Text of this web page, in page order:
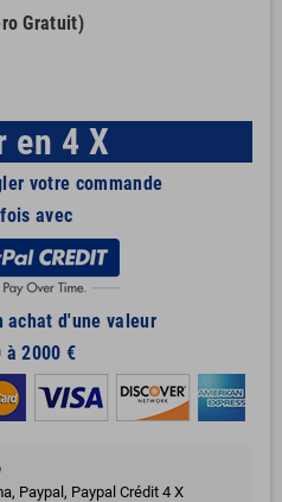
Gratuit)
en 4 X
votre commande
avec
achat d'une valeur
à 2000 €
Paypal, Paypal Crédit 4 X